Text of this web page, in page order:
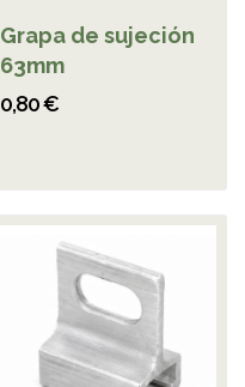
Grapa de sujeción
63mm
0,80 €